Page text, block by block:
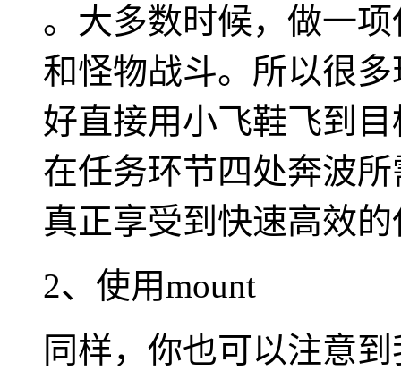
。大多数时候，做一
和怪物战斗。所以很
好直接用小飞鞋飞到
在任务环节四处奔波
真正享受到快速高效
2、使用mount
同样，你也可以注意